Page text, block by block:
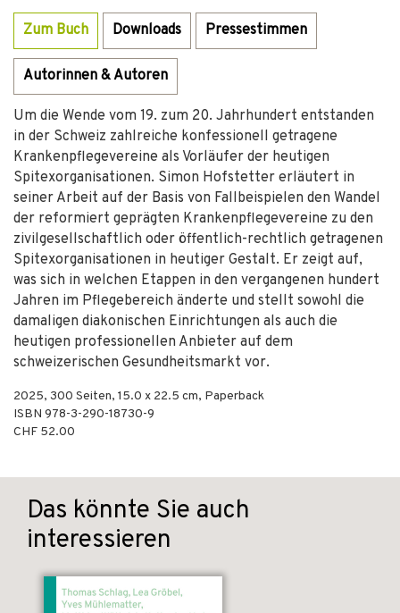
Zum Buch Downloads Pressestimmen
Autorinnen & Autoren
Um die Wende vom 19. zum 20. Jahrhundert entstanden
in der Schweiz zahlreiche konfessionell getragene
Krankenpflegevereine als Vorläufer der heutigen
Spitexorganisationen. Simon Hofstetter erläutert in
seiner Arbeit auf der Basis von Fallbeispielen den Wandel
der reformiert geprägten Krankenpflegevereine zu den
zivilgesellschaftlich oder öffentlich-rechtlich getragenen
Spitexorganisationen in heutiger Gestalt. Er zeigt auf,
was sich in welchen Etappen in den vergangenen hundert
Jahren im Pflegebereich änderte und stellt sowohl die
damaligen diakonischen Einrichtungen als auch die
heutigen professionellen Anbieter auf dem
schweizerischen Gesundheitsmarkt vor.
2025, 300 Seiten, 15.0 x 22.5 cm, Paperback
ISBN 978-3-290-18730-9
CHF 52.00
Das könnte Sie auch
interessieren